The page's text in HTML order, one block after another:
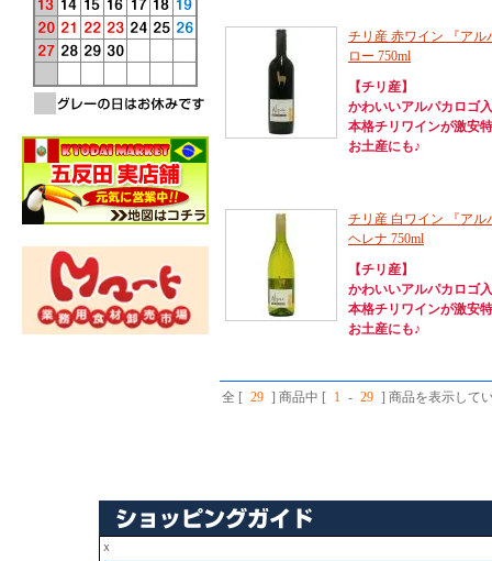
チリ産 赤ワイン 『ア
ロー 750ml
【チリ産】
かわいいアルパカロゴ
本格チリワインが激安
お土産にも♪
チリ産 白ワイン 『アル
ヘレナ 750ml
【チリ産】
かわいいアルパカロゴ
本格チリワインが激安
お土産にも♪
全 [ 29 ] 商品中 [ 1 - 29 ] 商品を表示して
ｘ